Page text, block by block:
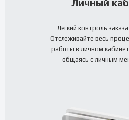
Личный
Легкий контроль
Отслеживайте весь
работы в личном
общаясь с личным